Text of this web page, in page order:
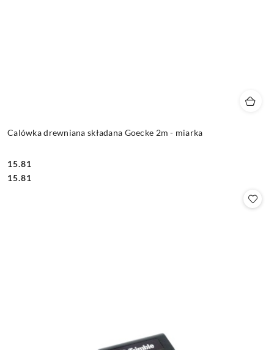
Calówka drewniana składana Goecke 2m - miarka
Cena:
15.81
Cena:
15.81